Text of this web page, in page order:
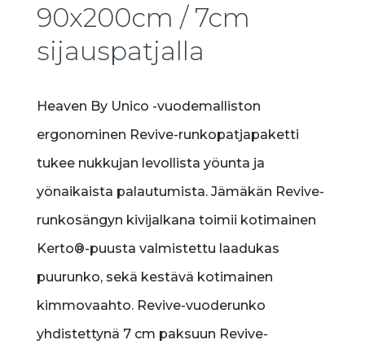
90x200cm / 7cm
sijauspatjalla
Heaven By Unico -vuodemalliston
ergonominen Revive-runkopatjapaketti
tukee nukkujan levollista yöunta ja
yönaikaista palautumista. Jämäkän Revive-
runkosängyn kivijalkana toimii kotimainen
Kerto®-puusta valmistettu laadukas
puurunko, sekä kestävä kotimainen
kimmovaahto. Revive-vuoderunko
yhdistettynä 7 cm paksuun Revive-